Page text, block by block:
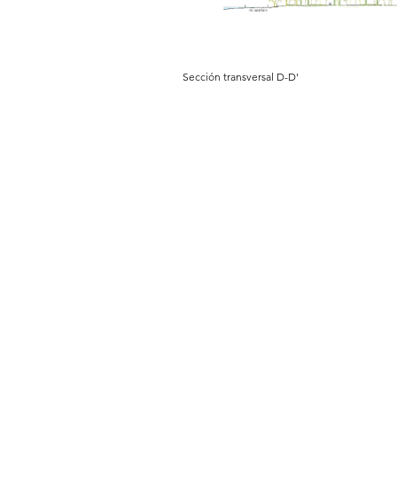
Sección transversal D-D'